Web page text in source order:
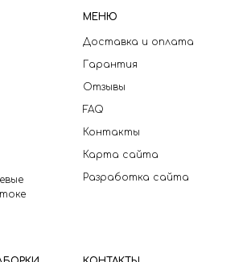
МЕНЮ
Доставка и оплата
Гарантия
Отзывы
FAQ
Контакты
Карта сайта
Разработка сайта